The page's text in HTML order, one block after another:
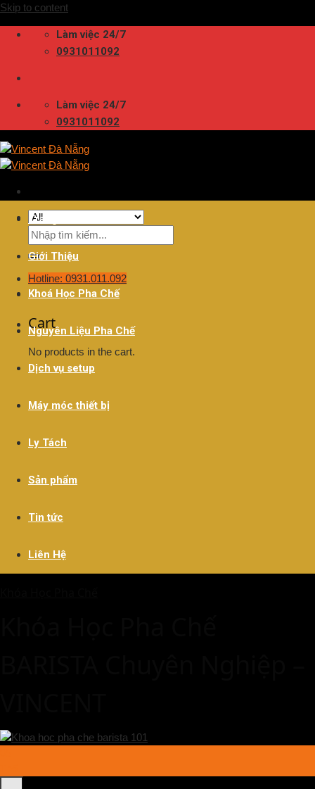
Skip to content
Làm việc 24/7
0931011092
Làm việc 24/7
0931011092
Hotline: 0931.011.092
Cart
No products in the cart.
Trang Chủ
Giới Thiệu
Khoá Học Pha Chế
Nguyên Liệu Pha Chế
Dịch vụ setup
Máy móc thiết bị
Ly Tách
Sản phẩm
Tin tức
Liên Hệ